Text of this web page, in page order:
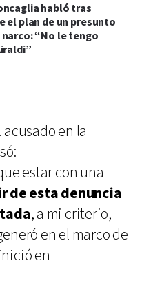
habló tras
el plan de un presunto
“No le tengo
en la
estar con una
de esta denuncia
, a mi criterio,
en el marco de
en